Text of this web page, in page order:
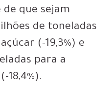
que sejam
de toneladas
(-19,3%) e
para a
18,4%).